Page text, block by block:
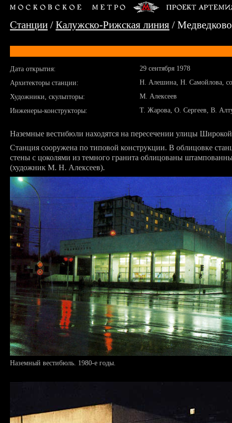
Станции / Калужско-Рижская линия / Медведково
Дата открытия:
29 сентября 1978
Архитекторы станции:
Н. Алешина, Н. Самойлова,
Художники, скульпторы:
М. Алексеев
Инженеры-конструкторы:
Т. Жарова, О. Сергеев, В.
Наземные вестибюли находятся на пересечении улицы
Станция сооружена по типовой конструкции. В облицовке
стены с цоколями из темного гранита облицованы
(художник М. Н. Алексеев).
Наземный вестибюль. 1980-е годы.